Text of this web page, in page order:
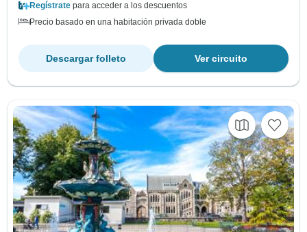
Regístrate para acceder a los descuentos
Precio basado en una habitación privada doble
Ver circuito
Descargar folleto